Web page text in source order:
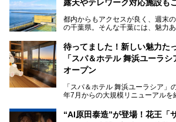
露天やテレワーク対応施設も
都内からもアクセスが良く、週末
の千葉県。そんな千葉には、魅力
「サウナでしっかりととのいたい
常を味わいたい」「子連れでも気
い」。
そんな多様なニーズに応える施設
の目的に合った施設がきっと見つ
さらに最近では、24時間営業で深
や、テレワーク・コワーキングス
待ってました！新しい魅力た
「スパ＆ホテル 舞浜ユーラ
オープン
「スパ＆ホテル 舞浜ユーラシア」
年7月からの大規模リニューアルを
新設エリアや生まれ変わった浴場
“AI原田泰造”が登場！花王「